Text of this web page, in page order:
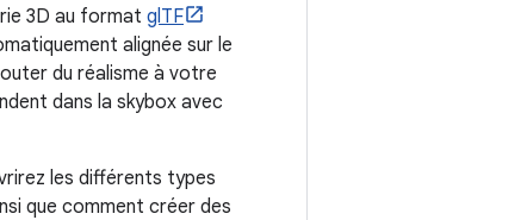
3D au format glTF
alignée sur le
du réalisme à votre
dans la skybox avec
les différents types
que comment créer des